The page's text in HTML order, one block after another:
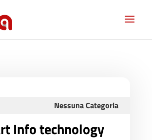
Nessuna Categoria
Info technology